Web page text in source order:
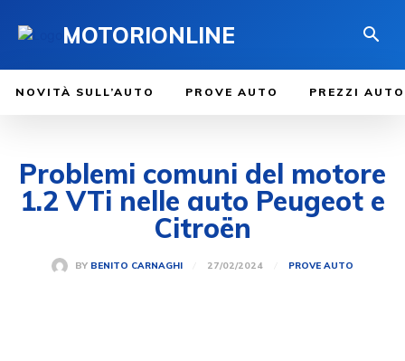
MOTORIONLINE
NOVITÀ SULL’AUTO PROVE AUTO PREZZI AUTO
Problemi comuni del motore
1.2 VTi nelle auto Peugeot e
Citroën
BY BENITO CARNAGHI 27/02/2024 PROVE AUTO